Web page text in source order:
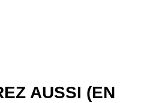
AUSSI (EN